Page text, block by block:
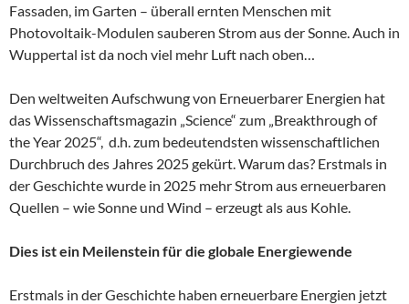
Fassaden, im Garten – überall ernten Menschen mit
Photovoltaik-Modulen sauberen Strom aus der Sonne. Auch in
Wuppertal ist da noch viel mehr Luft nach oben…
Den weltweiten Aufschwung von Erneuerbarer Energien hat
das Wissenschaftsmagazin „Science“ zum „Breakthrough of
the Year 2025“, d.h. zum bedeutendsten wissenschaftlichen
Durchbruch des Jahres 2025 gekürt. Warum das? Erstmals in
der Geschichte wurde in 2025 mehr Strom aus erneuerbaren
Quellen – wie Sonne und Wind – erzeugt als aus Kohle.
Dies ist ein Meilenstein für die globale Energiewende
Erstmals in der Geschichte haben erneuerbare Energien jetzt